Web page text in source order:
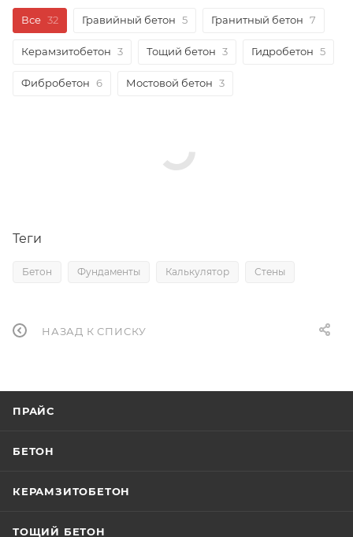
Все 32 Гравийный бетон 5 Гранитный бетон 7
Керамзитобетон 3 Тощий бетон 3 Гидробетон 5
Фибробетон 6 Мостовой бетон 3
Теги
Бетон Фундаменты Калькулятор Стены
НАЗАД К СПИСКУ
ПРАЙС
БЕТОН
КЕРАМЗИТОБЕТОН
ТОЩИЙ БЕТОН